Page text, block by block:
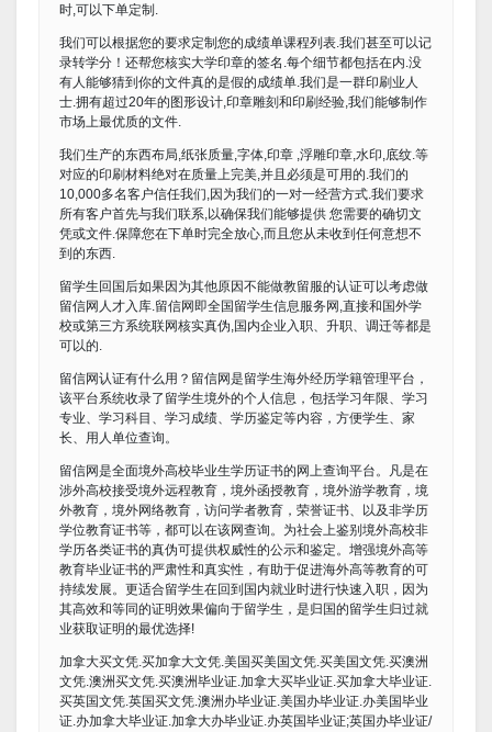
时,可以下单定制.
我们可以根据您的要求定制您的成绩单课程列表.我们甚至可以记
录转学分！还帮您核实大学印章的签名.每个细节都包括在内.没
有人能够猜到你的文件真的是假的成绩单.我们是一群印刷业人
士.拥有超过20年的图形设计,印章雕刻和印刷经验,我们能够制作
市场上最优质的文件.
我们生产的东西布局,纸张质量,字体,印章 ,浮雕印章,水印,底纹.等
对应的印刷材料绝对在质量上完美,并且必须是可用的.我们的
10,000多名客户信任我们,因为我们的一对一经营方式.我们要求
所有客户首先与我们联系,以确保我们能够提供 您需要的确切文
凭或文件.保障您在下单时完全放心,而且您从未收到任何意想不
到的东西.
留学生回国后如果因为其他原因不能做教留服的认证可以考虑做
留信网人才入库.留信网即全国留学生信息服务网,直接和国外学
校或第三方系统联网核实真伪,国内企业入职、升职、调迁等都是
可以的.
留信网认证有什么用？留信网是留学生海外经历学籍管理平台，
该平台系统收录了留学生境外的个人信息，包括学习年限、学习
专业、学习科目、学习成绩、学历鉴定等内容，方便学生、家
长、用人单位查询。
留信网是全面境外高校毕业生学历证书的网上查询平台。凡是在
涉外高校接受境外远程教育，境外函授教育，境外游学教育，境
外教育，境外网络教育，访问学者教育，荣誉证书、以及非学历
学位教育证书等，都可以在该网查询。为社会上鉴别境外高校非
学历各类证书的真伪可提供权威性的公示和鉴定。增强境外高等
教育毕业证书的严肃性和真实性，有助于促进海外高等教育的可
持续发展。更适合留学生在回到国内就业时进行快速入职，因为
其高效和等同的证明效果偏向于留学生，是归国的留学生归过就
业获取证明的最优选择!
加拿大买文凭.买加拿大文凭.美国买美国文凭.买美国文凭.买澳洲
文凭.澳洲买文凭.买澳洲毕业证.加拿大买毕业证.买加拿大毕业证.
买英国文凭.英国买文凭.澳洲办毕业证.美国办毕业证.办美国毕业
证.办加拿大毕业证.加拿大办毕业证.办英国毕业证;英国办毕业证/